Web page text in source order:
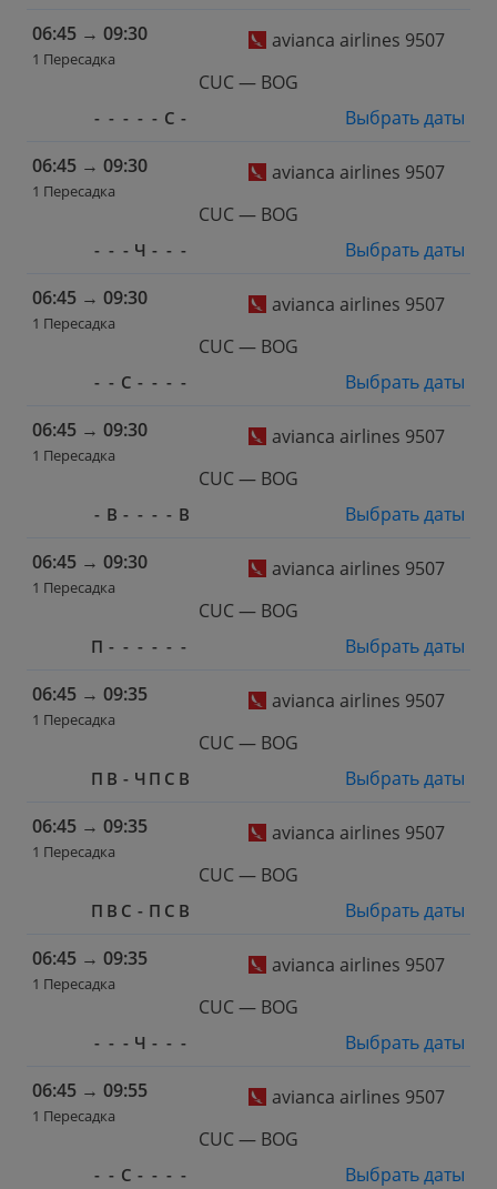
06:45 → 09:30
1 Пересадка
avianca airlines 9507
CUC — BOG
- - - - - С -
Выбрать даты
06:45 → 09:30
1 Пересадка
avianca airlines 9507
CUC — BOG
- - - Ч - - -
Выбрать даты
06:45 → 09:30
1 Пересадка
avianca airlines 9507
CUC — BOG
- - С - - - -
Выбрать даты
06:45 → 09:30
1 Пересадка
avianca airlines 9507
CUC — BOG
- В - - - - В
Выбрать даты
06:45 → 09:30
1 Пересадка
avianca airlines 9507
CUC — BOG
П - - - - - -
Выбрать даты
06:45 → 09:35
1 Пересадка
avianca airlines 9507
CUC — BOG
П В - Ч П С В
Выбрать даты
06:45 → 09:35
1 Пересадка
avianca airlines 9507
CUC — BOG
П В С - П С В
Выбрать даты
06:45 → 09:35
1 Пересадка
avianca airlines 9507
CUC — BOG
- - - Ч - - -
Выбрать даты
06:45 → 09:55
1 Пересадка
avianca airlines 9507
CUC — BOG
- - С - - - -
Выбрать даты